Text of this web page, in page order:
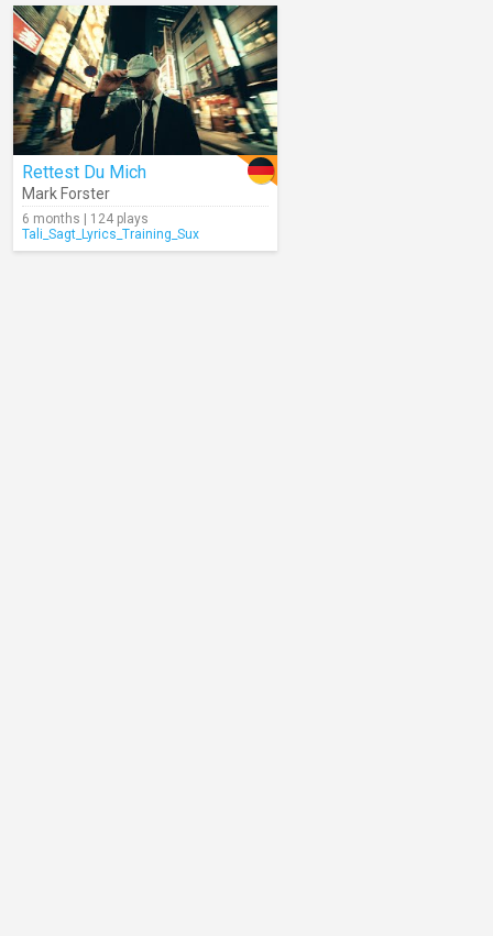
Rettest Du Mich
Mark Forster
6 months | 124 plays
Tali_Sagt_Lyrics_Training_Sux